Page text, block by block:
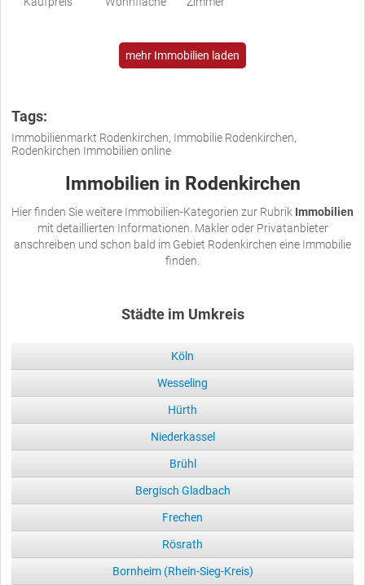
mehr Immobilien laden
Tags:
Immobilienmarkt Rodenkirchen, Immobilie Rodenkirchen,
Rodenkirchen Immobilien online
Immobilien in Rodenkirchen
Hier finden Sie weitere Immobilien-Kategorien zur Rubrik Immobilien
mit detaillierten Informationen. Makler oder Privatanbieter
anschreiben und schon bald im Gebiet Rodenkirchen eine Immobilie
finden.
Städte im Umkreis
Köln
Wesseling
Hürth
Niederkassel
Brühl
Bergisch Gladbach
Frechen
Rösrath
Bornheim (Rhein-Sieg-Kreis)